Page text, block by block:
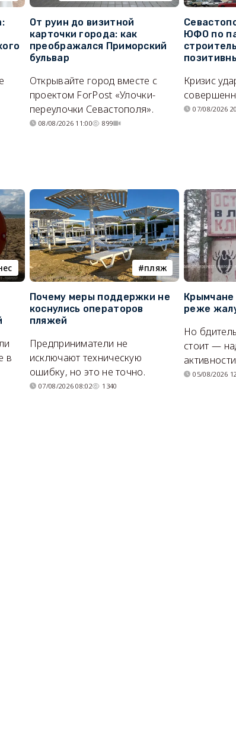
От руин до визитной
карточки города: как
преображался Приморский
бульвар
Открывайте город вместе с
проектом ForPost «Улочки-
переулочки Севастополя».
08/08/2026 11:00 899
ЮФО по
Кризис
07/08/2026
в
пляж
Почему меры поддержки не
коснулись операторов
пляжей
Предприниматели не
исключают техническую
ошибку, но это не точно.
07/08/2026 08:02 1340
Крымчане
реже
Но
стоит —
05/08/2026